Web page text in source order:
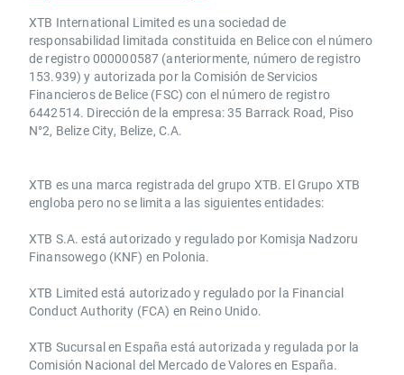
XTB International Limited es una sociedad de
responsabilidad limitada constituida en Belice con el número
de registro 000000587 (anteriormente, número de registro
153.939) y autorizada por la Comisión de Servicios
Financieros de Belice (FSC) con el número de registro
6442514. Dirección de la empresa: 35 Barrack Road, Piso
N°2, Belize City, Belize, C.A.
​​XTB es una marca registrada del grupo XTB. El Grupo XTB
engloba pero no se limita a las siguientes entidades:
XTB S.A.​ está autorizado y regulado por Komisja Nadzoru
Finansowego (KNF) ​en Polonia.
XTB Limited ​está autorizado y regulado por la ​Financial
Conduct Authority ​(FCA) en ​​Reino Unido.
XTB Sucursal en España está autorizada y regulada por la
Comisión Nacional del Mercado de Valores en España.